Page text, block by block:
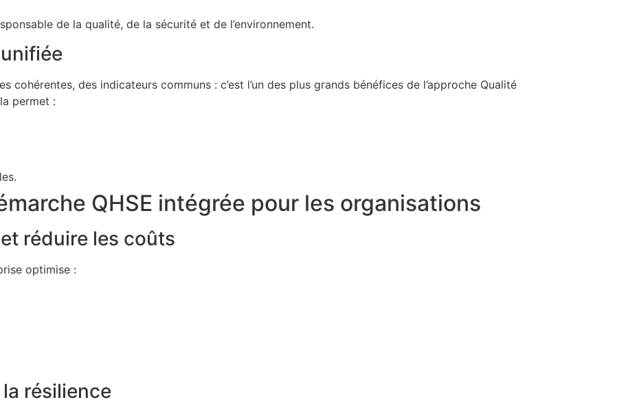
de la qualité, de la sécurité et de l’environnement.
cohérentes, des indicateurs communs : c’est l’un des plus grands bénéfices de l’approche Qualité
permet :
QHSE intégrée pour les organisations
réduire les coûts
optimise :
résilience